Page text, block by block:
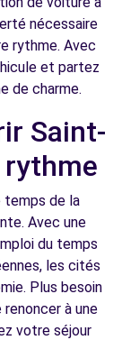
13.6
13.6
nécessaire
rythme. Avec
et partez
de charme.
Saint-
rythme
temps de la
Avec une
du temps
les cités
Plus besoin
à une
votre séjour